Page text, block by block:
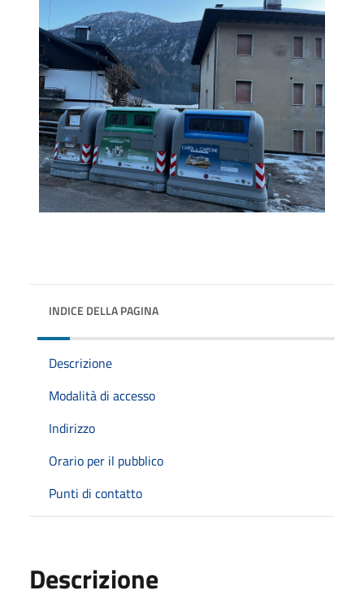
INDICE DELLA PAGINA
Descrizione
Modalità di accesso
Indirizzo
Orario per il pubblico
Punti di contatto
Descrizione